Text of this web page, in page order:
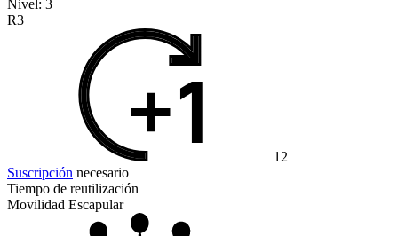
Nivel: 3
R3
12
Suscripción necesario
Tiempo de reutilización
Movilidad Escapular